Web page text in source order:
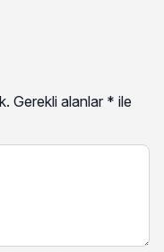
Gerekli alanlar * ile